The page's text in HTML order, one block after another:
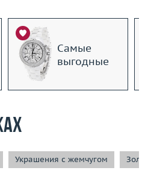
Самые
выгодные
Украшения с жемчугом